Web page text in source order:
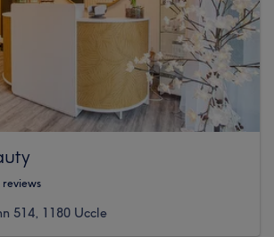
reviews
514, 1180 Uccle